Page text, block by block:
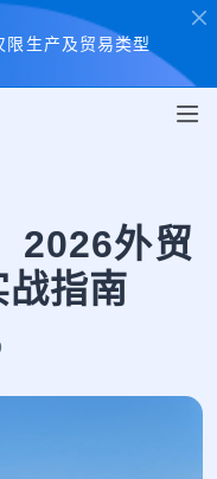
生产及贸易类型
2026外贸
战指南